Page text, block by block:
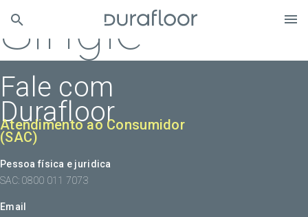
Single
Fale com
Durafloor
Atendimento ao Consumidor
(SAC)
Pessoa física e juridica
SAC: 0800 011 7073
Email